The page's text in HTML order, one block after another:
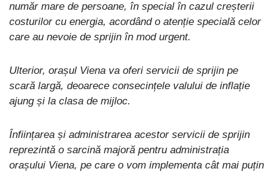
număr mare de persoane, în special în cazul creșterii
costurilor cu energia, acordând o atenție specială celor
care au nevoie de sprijin în mod urgent.
Ulterior, orașul Viena va oferi servicii de sprijin pe
scară largă, deoarece consecințele valului de inflație
ajung și la clasa de mijloc.
Înființarea și administrarea acestor servicii de sprijin
reprezintă o sarcină majoră pentru administrația
orașului Viena, pe care o vom implementa cât mai puțin